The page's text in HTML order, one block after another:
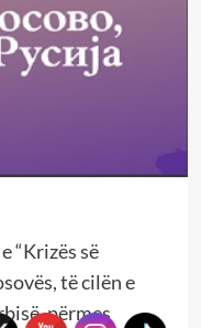
“Krizës së
të cilën e
përmes